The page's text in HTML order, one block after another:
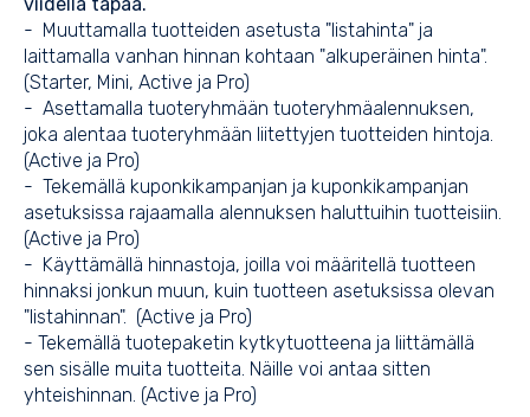
- Muuttamalla tuotteiden asetusta "listahinta" ja
laittamalla vanhan hinnan kohtaan "alkuperäinen hinta".
(Starter, Mini, Active ja Pro)
- Asettamalla tuoteryhmään tuoteryhmäalennuksen,
joka alentaa tuoteryhmään liitettyjen tuotteiden hintoja.
(Active ja Pro)
- Tekemällä kuponkikampanjan ja kuponkikampanjan
asetuksissa rajaamalla alennuksen haluttuihin tuotteisiin.
(Active ja Pro)
- Käyttämällä hinnastoja, joilla voi määritellä tuotteen
hinnaksi jonkun muun, kuin tuotteen asetuksissa olevan
"listahinnan". (Active ja Pro)
- Tekemällä tuotepaketin kytkytuotteena ja liittämällä
sen sisälle muita tuotteita. Näille voi antaa sitten
yhteishinnan. (Active ja Pro)